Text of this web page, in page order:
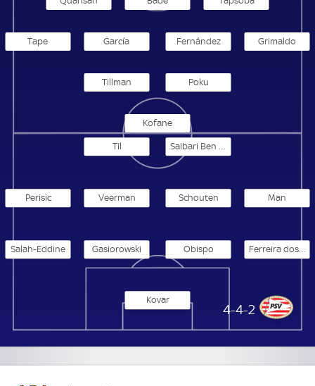
Tape García Fernández Grimaldo
Tillman Poku
Kofane
PSV Eindhoven
4-4-2
Kovar
Ferreira dos Santos
Obispo
Gasiorowski
Salah-Eddine
Man
Schouten
Veerman
Perisic
Saibari Ben El Basra
Til